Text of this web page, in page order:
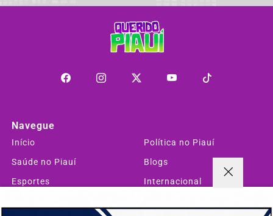
Navegue
Início
Política no Piauí
Saúde no Piauí
Blogs
Esportes
Internacional
Termos de Uso e Privacidade